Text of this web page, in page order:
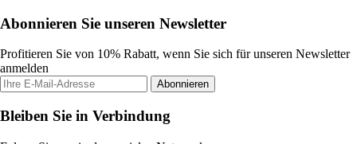
Abonnieren Sie unseren Newsletter
Profitieren Sie von 10% Rabatt, wenn Sie sich für unseren Newsletter
anmelden
Abonnieren
Bleiben Sie in Verbindung